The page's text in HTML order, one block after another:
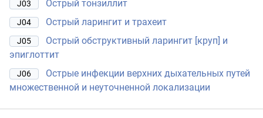
J03 Острый тонзиллит
J04 Острый ларингит и трахеит
J05
Острый обструктивный ларингит [круп] и
эпиглоттит
J06
Острые инфекции верхних дыхательных путей
множественной и неуточненной локализации